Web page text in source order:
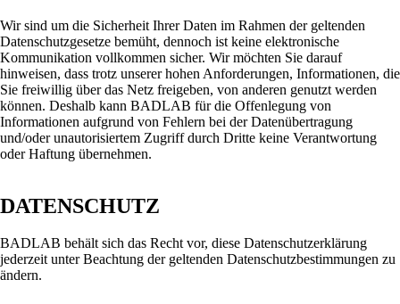
Wir sind um die Sicherheit Ihrer Daten im Rahmen der geltenden
Datenschutzgesetze bemüht, dennoch ist keine elektronische
Kommunikation vollkommen sicher. Wir möchten Sie darauf
hinweisen, dass trotz unserer hohen Anforderungen, Informationen, die
Sie freiwillig über das Netz freigeben, von anderen genutzt werden
können. Deshalb kann BADLAB für die Offenlegung von
Informationen aufgrund von Fehlern bei der Datenübertragung
und/oder unautorisiertem Zugriff durch Dritte keine Verantwortung
oder Haftung übernehmen.
DATENSCHUTZ
BADLAB behält sich das Recht vor, diese Datenschutzerklärung
jederzeit unter Beachtung der geltenden Datenschutzbestimmungen zu
ändern.